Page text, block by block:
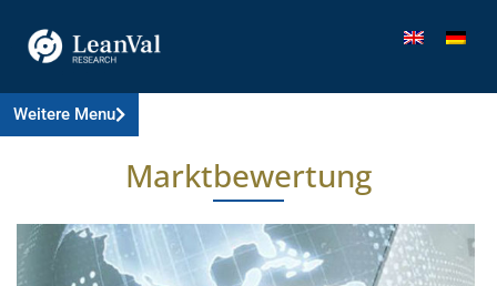
Weitere Menu
Marktbewertung